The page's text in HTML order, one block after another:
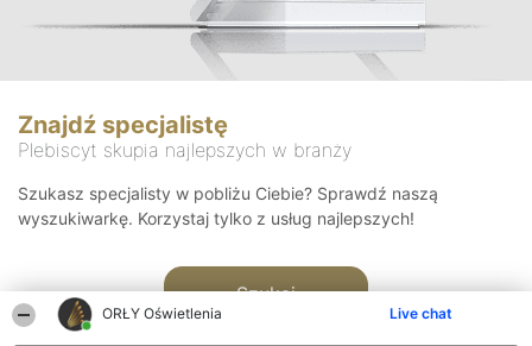
ORŁY Oświetlenia Live chat
Znajdź specjalistę
Plebiscyt skupia najlepszych w branży
Szukasz specjalisty w pobliżu Ciebie? Sprawdź naszą
wyszukiwarkę. Korzystaj tylko z usług najlepszych!
Szukaj